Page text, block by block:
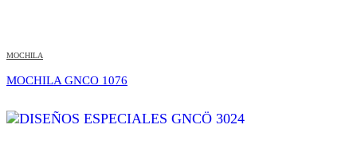
MOCHILA
MOCHILA GNCO 1076